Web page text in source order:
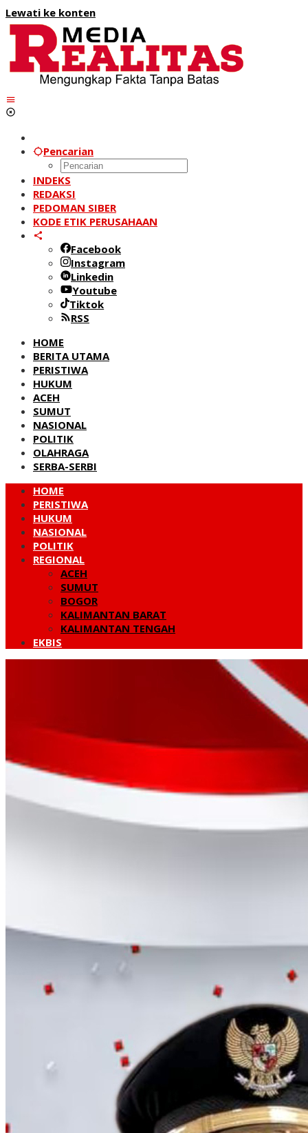
Lewati ke konten
Pencarian
INDEKS
REDAKSI
PEDOMAN SIBER
KODE ETIK PERUSAHAAN
Facebook
Instagram
Linkedin
Youtube
Tiktok
RSS
HOME
BERITA UTAMA
PERISTIWA
HUKUM
ACEH
SUMUT
NASIONAL
POLITIK
OLAHRAGA
SERBA-SERBI
HOME
PERISTIWA
HUKUM
NASIONAL
POLITIK
REGIONAL
ACEH
SUMUT
BOGOR
KALIMANTAN BARAT
KALIMANTAN TENGAH
EKBIS